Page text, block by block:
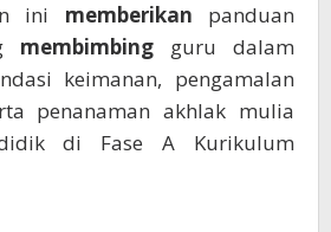
ini memberikan panduan
membimbing guru dalam
keimanan, pengamalan
penanaman akhlak mulia
di Fase A Kurikulum